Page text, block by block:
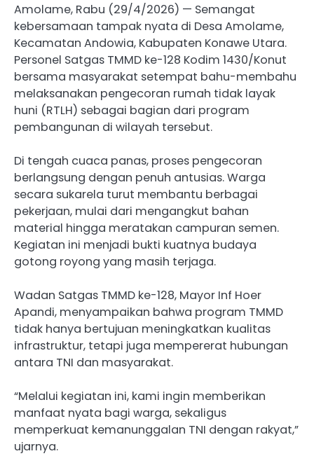
Amolame, Rabu (29/4/2026) — Semangat
kebersamaan tampak nyata di Desa Amolame,
Kecamatan Andowia, Kabupaten Konawe Utara.
Personel Satgas TMMD ke-128 Kodim 1430/Konut
bersama masyarakat setempat bahu-membahu
melaksanakan pengecoran rumah tidak layak
huni (RTLH) sebagai bagian dari program
pembangunan di wilayah tersebut.
Di tengah cuaca panas, proses pengecoran
berlangsung dengan penuh antusias. Warga
secara sukarela turut membantu berbagai
pekerjaan, mulai dari mengangkut bahan
material hingga meratakan campuran semen.
Kegiatan ini menjadi bukti kuatnya budaya
gotong royong yang masih terjaga.
Wadan Satgas TMMD ke-128, Mayor Inf Hoer
Apandi, menyampaikan bahwa program TMMD
tidak hanya bertujuan meningkatkan kualitas
infrastruktur, tetapi juga mempererat hubungan
antara TNI dan masyarakat.
“Melalui kegiatan ini, kami ingin memberikan
manfaat nyata bagi warga, sekaligus
memperkuat kemanunggalan TNI dengan rakyat,”
ujarnya.